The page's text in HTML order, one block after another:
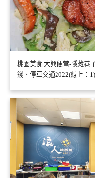
桃園美食|大興便當-隱藏巷
錢、停車交通2022(線上：1)